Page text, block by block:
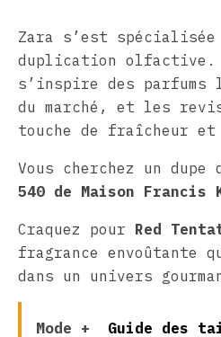
Zara s’est
duplication olfactive.
s’inspire des parfums
du marché, et les
touche de fraîcheur
Vous cherchez un dupe
540 de Maison Francis
Craquez pour Red
fragrance envoûtante
dans un univers
Mode + Guide des